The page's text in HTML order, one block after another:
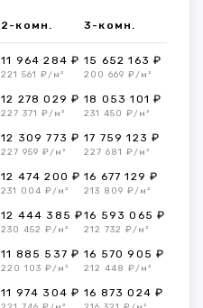
2-комн. 3-комн.
11 964 284 ₽
221 561 ₽/м²
15 652 163 ₽
200 669 ₽/м²
12 278 029 ₽
227 371 ₽/м²
18 053 101 ₽
231 450 ₽/м²
12 309 773 ₽
227 959 ₽/м²
17 759 123 ₽
227 681 ₽/м²
12 474 200 ₽
231 004 ₽/м²
16 677 129 ₽
213 809 ₽/м²
12 444 385 ₽
230 452 ₽/м²
16 593 065 ₽
212 732 ₽/м²
11 885 537 ₽
220 103 ₽/м²
16 570 905 ₽
212 448 ₽/м²
11 974 304 ₽ 16 873 024 ₽